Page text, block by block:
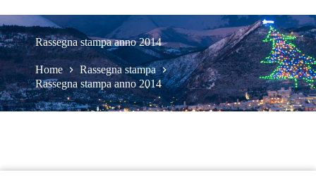
Rassegna stampa anno 2014
Home
Rassegna stampa
Rassegna stampa anno 2014